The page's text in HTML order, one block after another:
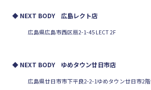
◆ NEXT BODY 広島レクト店
広島県広島市西区扇2-1-45 LECT 2F
◆ NEXT BODY ゆめタウン廿日市店
広島県廿日市市下平良2-2-1ゆめタウン廿日市2階